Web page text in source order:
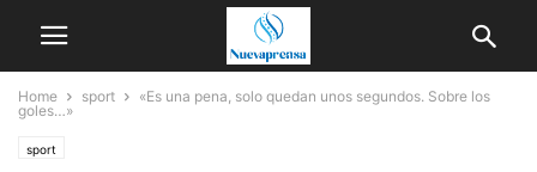
Home sport
«Es una pena, solo quedan unos segundos. Sobre los
goles…»
sport